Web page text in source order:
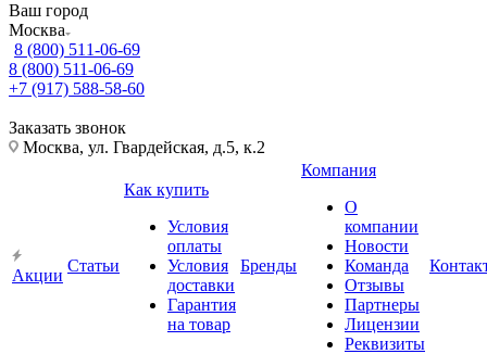
Ваш город
Москва
8 (800) 511-06-69
8 (800) 511-06-69
+7 (917) 588-58-60
Заказать звонок
Москва, ул. Гвардейская, д.5, к.2
Акции
Статьи
Как купить
Условия
оплаты
Условия
доставки
Гарантия
на товар
Бренды
Компания
О
компании
Новости
Команда
Отзывы
Партнеры
Лицензии
Реквизиты